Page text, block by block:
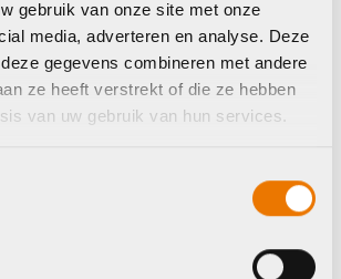
gebruik van onze site met onze
media, adverteren en analyse. Deze
gegevens combineren met andere
ze heeft verstrekt of die ze hebben
van uw gebruik van hun services.